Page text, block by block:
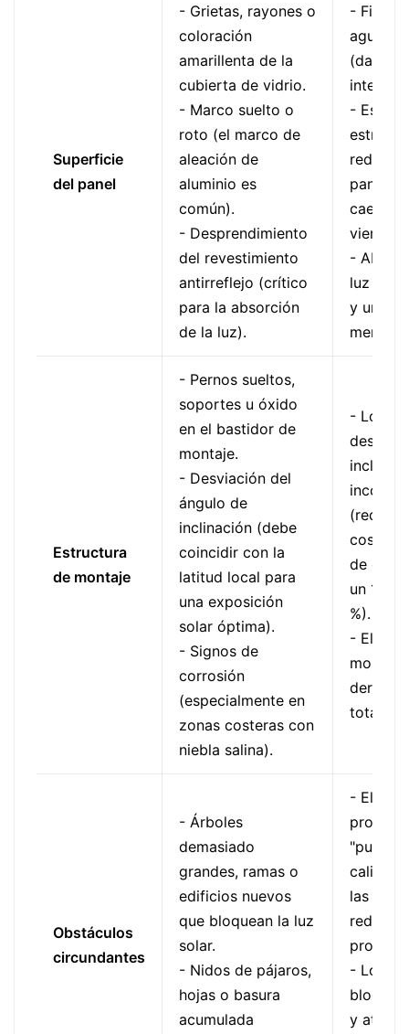
Superficie
del panel
- Grietas, rayones o
coloración
amarillenta de la
cubierta de vidrio.
- Marco suelto o
roto (el marco de
aleación de
aluminio es
común).
- Desprendimiento
del revestimiento
antirreflejo (crítico
para la absorción
de la luz).
-
agua
(daña
-
paneles
caerse
vientos
-
luz
y un 20
menor.
Estructura
de montaje
- Pernos sueltos,
soportes u óxido
en el bastidor de
montaje.
- Desviación del
ángulo de
inclinación (debe
coincidir con la
latitud local para
una exposición
solar óptima).
- Signos de
corrosión
(especialmente en
zonas costeras con
niebla salina).
- Los
inclinan
(reduce
de
un 15 y
%).
- El
montaje
total
Obstáculos
circundantes
- Árboles
demasiado
grandes, ramas o
edificios nuevos
que bloquean la luz
solar.
- Nidos de pájaros,
hojas o basura
acumulada
- El
provoca
"puntos
las
reduce
- Los
y